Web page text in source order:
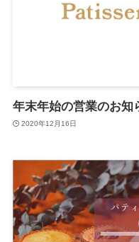
年末年始の営業のお知
2020年12月16日